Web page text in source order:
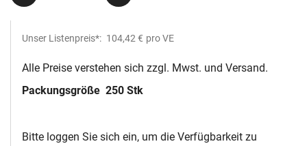
Unser Listenpreis*: 104,42 € pro VE
Alle Preise verstehen sich zzgl. Mwst. und Versand.
Packungsgröße 250 Stk
Bitte loggen Sie sich ein, um die Verfügbarkeit zu